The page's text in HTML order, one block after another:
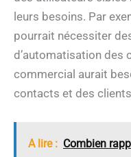
leurs besoins. Par
pourrait nécessiter
d’automatisation des
commercial aurait
contacts et des
A lire : Combien